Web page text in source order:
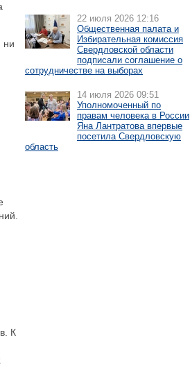
ни
К
22 июля 2026 12:16
Общественная палата и
Избирательная комиссия
Свердловской области
подписали соглашение о
сотрудничестве на выборах
14 июля 2026 09:51
Уполномоченный по
правам человека в России
Яна Лантратова впервые
посетила Свердловскую
область